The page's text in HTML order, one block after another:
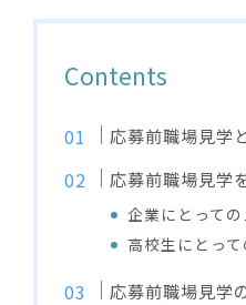
Contents
応募前職場見学
応募前職場見学
企業にとって
高校生にとっ
応募前職場見学